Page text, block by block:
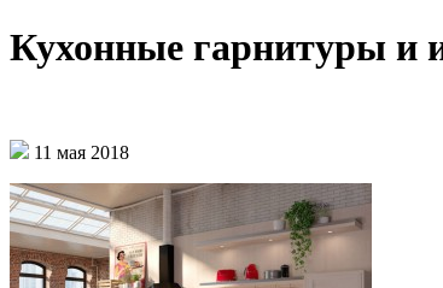
Кухонные гарнитуры и
11 мая 2018